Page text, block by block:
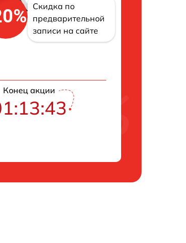
Скидка по
предварительной
записи на сайте
Конец акции